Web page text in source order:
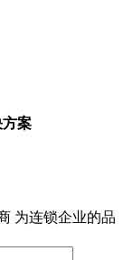
案
为连锁企业的品